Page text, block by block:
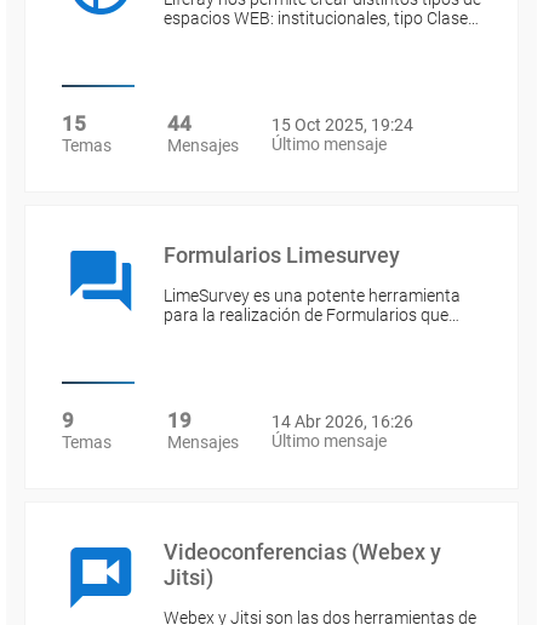
espacios WEB: institucionales, tipo Clase…
15
Temas
44
Mensajes
15 Oct 2025, 19:24
Último mensaje
Formularios Limesurvey
LimeSurvey es una potente herramienta
para la realización de Formularios que…
9
Temas
19
Mensajes
14 Abr 2026, 16:26
Último mensaje
Videoconferencias (Webex y
Jitsi)
Webex y Jitsi son las dos herramientas de